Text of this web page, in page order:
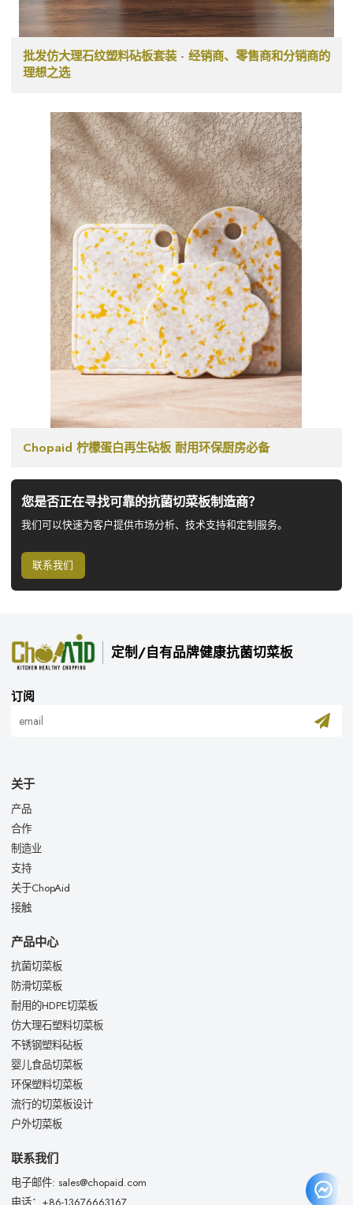
批发仿大理石纹塑料砧板套装 - 经销商、零售商和分销商的
理想之选
Chopaid 柠檬蛋白再生砧板 耐用环保厨房必备
您是否正在寻找可靠的抗菌切菜板制造商？
我们可以快速为客户提供市场分析、技术支持和定制服务。
联系我们
定制/自有品牌健康抗菌切菜板
订阅
关于
产品
合作
制造业
支持
关于ChopAid
接触
产品中心
抗菌切菜板
防滑切菜板
耐用的HDPE切菜板
仿大理石塑料切菜板
不锈钢塑料砧板
婴儿食品切菜板
环保塑料切菜板
流行的切菜板设计
户外切菜板
联系我们
电子邮件: sales@chopaid.com